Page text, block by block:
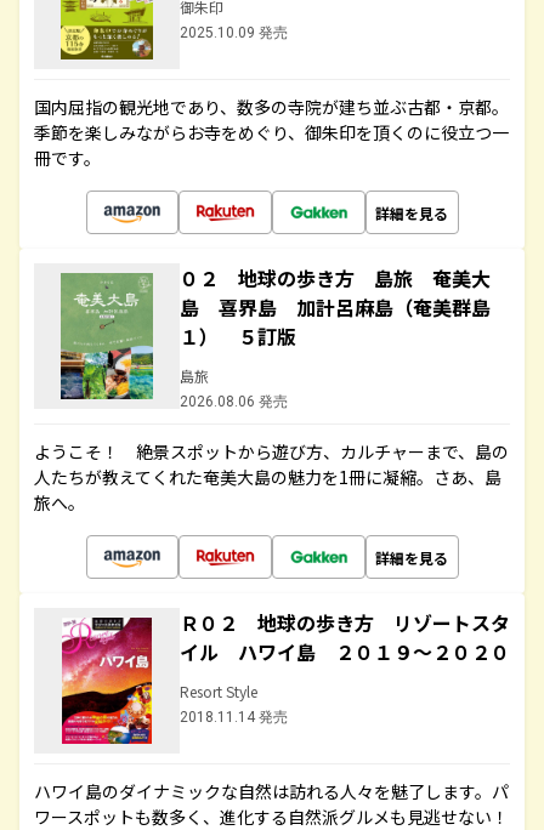
御朱印
2025.10.09 発売
国内屈指の観光地であり、数多の寺院が建ち並ぶ古都・京都。
季節を楽しみながらお寺をめぐり、御朱印を頂くのに役立つ一
冊です。
詳細を見る
０２ 地球の歩き方 島旅 奄美大
島 喜界島 加計呂麻島（奄美群島
１） ５訂版
島旅
2026.08.06 発売
ようこそ！ 絶景スポットから遊び方、カルチャーまで、島の
人たちが教えてくれた奄美大島の魅力を1冊に凝縮。さあ、島
旅へ。
詳細を見る
Ｒ０２ 地球の歩き方 リゾートスタ
イル ハワイ島 ２０１９～２０２０
Resort Style
2018.11.14 発売
ハワイ島のダイナミックな自然は訪れる人々を魅了します。パ
ワースポットも数多く、進化する自然派グルメも見逃せない！